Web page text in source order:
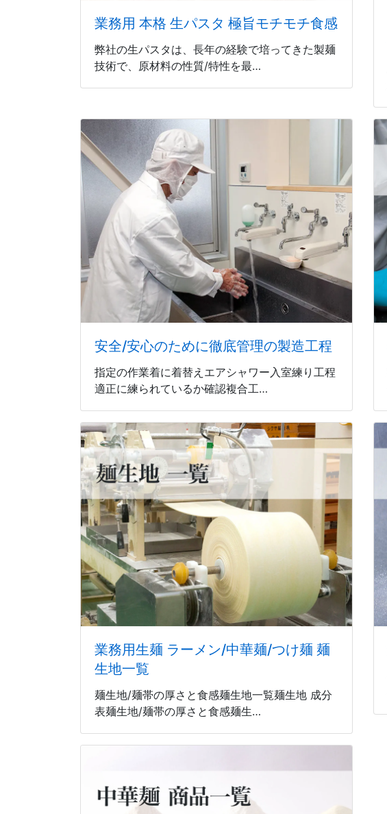
業務用 本格 生パスタ 極旨モチモチ食感
弊社の生パスタは、長年の経験で培ってきた製麺
技術で、原材料の性質/特性を最…
安全/安心のために徹底管理の製造工程
指定の作業着に着替えエアシャワー入室練り工程
適正に練られているか確認複合工…
業務用生麺 ラーメン/中華麺/つけ麺 麺
生地一覧
麺生地/麺帯の厚さと食感麺生地一覧麺生地 成分
表麺生地/麺帯の厚さと食感麺生…